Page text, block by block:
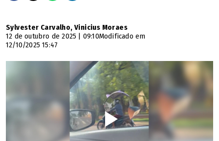
Sylvester Carvalho, Vinicius Moraes
12 de outubro de 2025 | 09:10Modificado em
12/10/2025 15:47